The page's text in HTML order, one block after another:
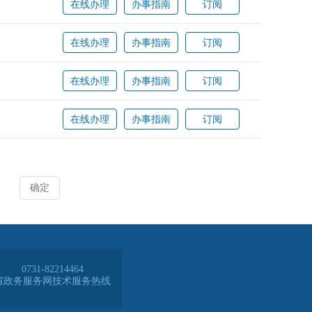
0731-82214464
政务服务网技术服务热线